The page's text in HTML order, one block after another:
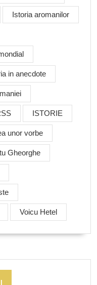
Istoria aromanilor
in anecdote
ISTORIE
unor vorbe
Gheorghe
Voicu Hetel